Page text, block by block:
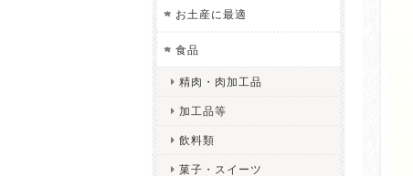
お土産に最適
食品
精肉・肉加工品
加工品等
飲料類
菓子・スイーツ